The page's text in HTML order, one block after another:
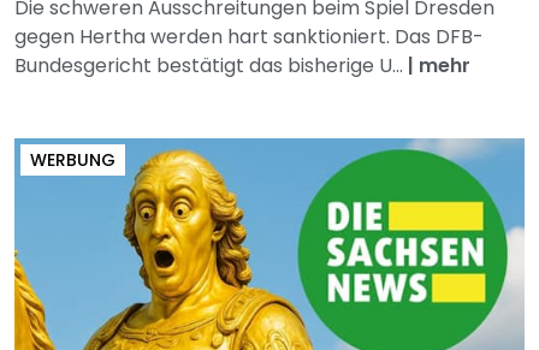
Die schweren Ausschreitungen beim Spiel Dresden
gegen Hertha werden hart sanktioniert. Das DFB-
Bundesgericht bestätigt das bisherige U... | mehr
WERBUNG